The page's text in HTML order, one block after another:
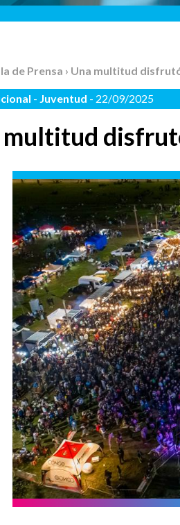
de Prensa › Una multitud
- Juventud - 22/09/2025
multitud